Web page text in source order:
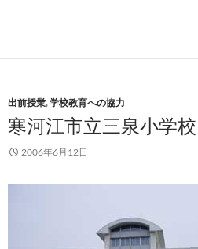
出前授業,学校教育への協力
寒河江市立三泉小学校
2006年6月12日